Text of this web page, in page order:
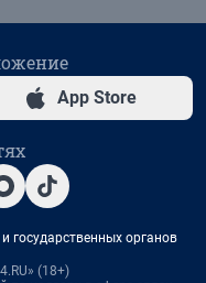
App Store
государственных органов
(18+)